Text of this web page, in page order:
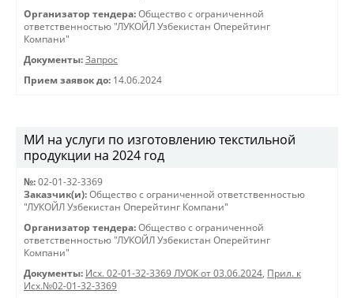
Организатор тендера: Общество с ограниченной
ответственностью "ЛУКОЙЛ Узбекистан Оперейтинг
Компани"
Документы: Запрос
Прием заявок до: 14.06.2024
МИ на услуги по изготовлению текстильной
продукции на 2024 год
№: 02-01-32-3369
Заказчик(и): Общество с ограниченной ответственностью
"ЛУКОЙЛ Узбекистан Оперейтинг Компани"
Организатор тендера: Общество с ограниченной
ответственностью "ЛУКОЙЛ Узбекистан Оперейтинг
Компани"
Документы: Исх. 02-01-32-3369 ЛУОК от 03.06.2024, Прил. к
Исх.№02-01-32-3369